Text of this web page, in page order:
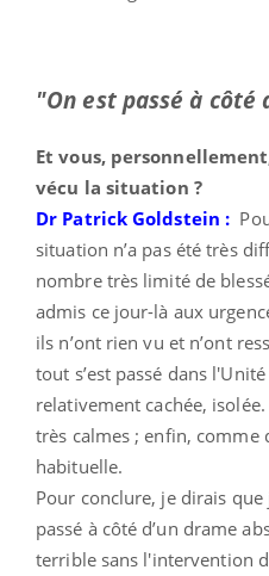
"On est passé à côté
Et vous,
vécu la situation ?
Dr Patrick Goldstein :
situation n’a pas été très
nombre très limité de
admis ce jour-là aux
ils n’ont rien vu et n’ont
tout s’est passé dans
relativement cachée,
très calmes ; enfin, comme
habituelle.
Pour conclure, je dirais
passé à côté d’un drame
terrible sans l'intervention